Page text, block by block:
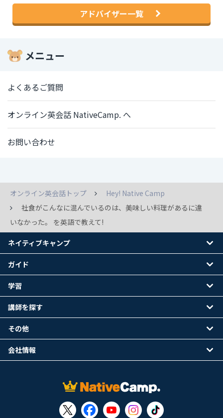
アドバイザー一覧
メニュー
よくあるご質問
オンライン英会話 NativeCamp. へ
お問い合わせ
オンライン英会話トップ
Hey! Native Camp
社食がこんなに混んでいるのは、美味しい料理があるに違
いなかった。 を英語で教えて!
ネイティブキャンプ
ガイド
学習
講師を探す
その他
会社情報